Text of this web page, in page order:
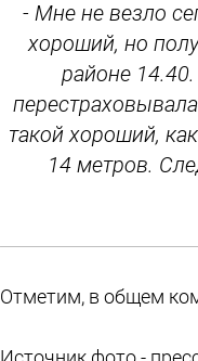
- Мне не везло
хороший, но
районе
такой хороший,
14 метров.
Отметим, в общем